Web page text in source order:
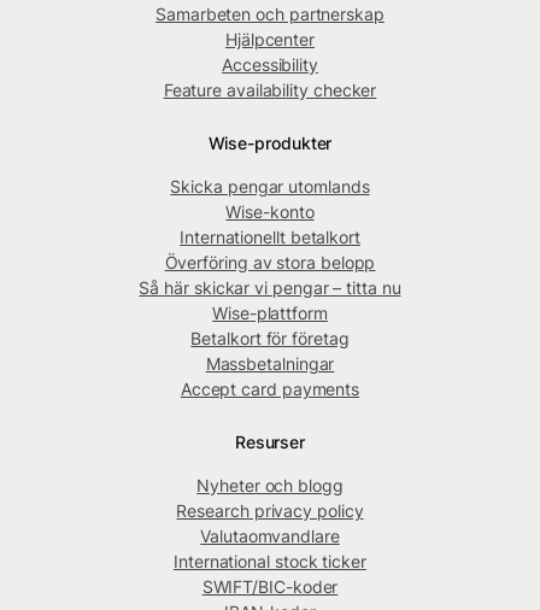
Samarbeten och partnerskap
Hjälpcenter
Accessibility
Feature availability checker
Wise-produkter
Skicka pengar utomlands
Wise-konto
Internationellt betalkort
Överföring av stora belopp
Så här skickar vi pengar – titta nu
Wise-plattform
Betalkort för företag
Massbetalningar
Accept card payments
Resurser
Nyheter och blogg
Research privacy policy
Valutaomvandlare
International stock ticker
SWIFT/BIC-koder